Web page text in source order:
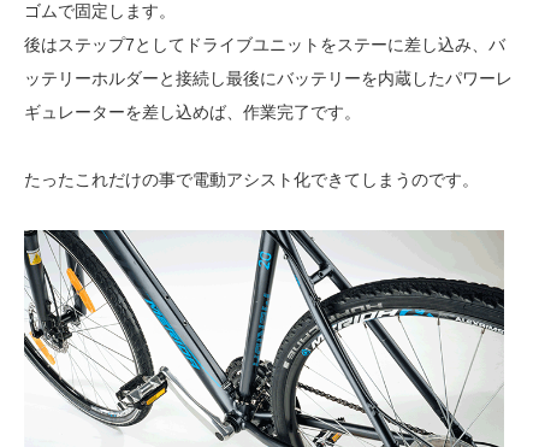
ゴムで固定します。
後はステップ7としてドライブユニットをステーに差し込み、バ
ッテリーホルダーと接続し最後にバッテリーを内蔵したパワーレ
ギュレーターを差し込めば、作業完了です。
たったこれだけの事で電動アシスト化できてしまうのです。